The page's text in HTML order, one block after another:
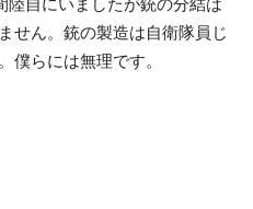
せん。銃の製造は自衛隊員じ
僕らには無理です。